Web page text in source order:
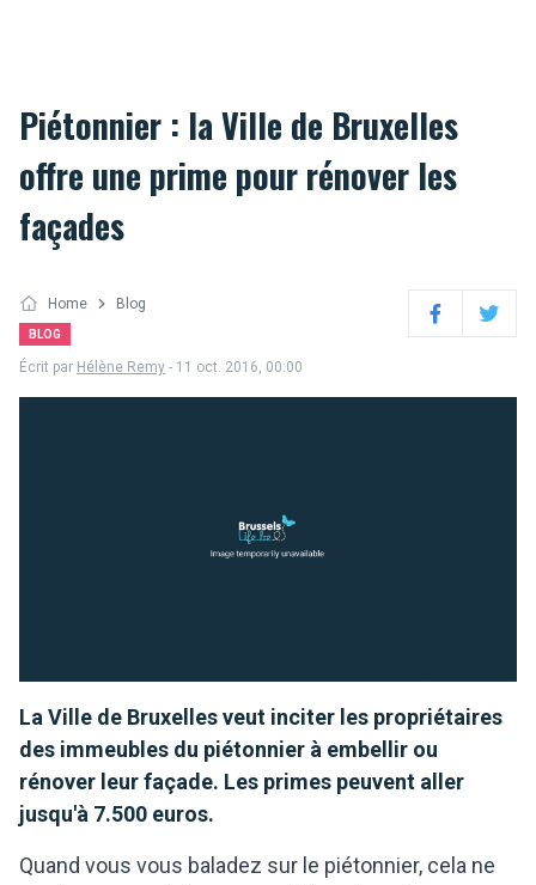
Piétonnier : la Ville de Bruxelles
offre une prime pour rénover les
façades
Home Blog
BLOG FacebookTwitter
Écrit par Hélène Remy - 11 oct. 2016, 00:00
La Ville de Bruxelles veut inciter les propriétaires
des immeubles du piétonnier à embellir ou
rénover leur façade. Les primes peuvent aller
jusqu'à 7.500 euros.
Quand vous vous baladez sur le piétonnier, cela ne